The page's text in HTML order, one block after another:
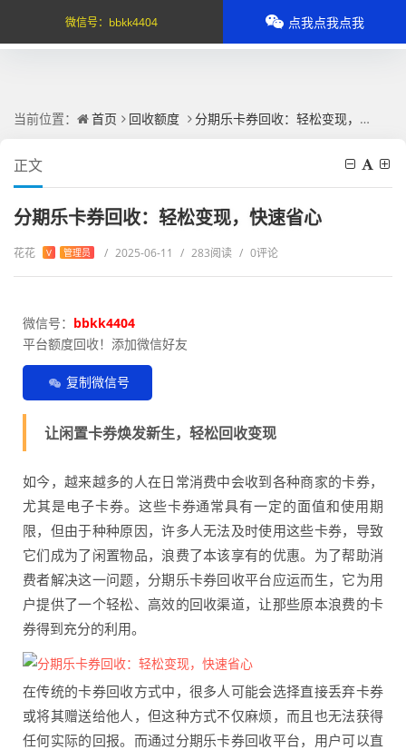
当前位置： 首页 回收额度 分期乐卡券回收：轻松变现，快速省心
正文
分期乐卡券回收：轻松变现，快速省心
花花 V 管理员 / 2025-06-11 / 283阅读 / 0评论
微信号： bbkk4404
平台额度回收！添加微信好友
复制微信号
让闲置卡券焕发新生，轻松回收变现
如今，越来越多的人在日常消费中会收到各种商家的卡券，
尤其是电子卡券。这些卡券通常具有一定的面值和使用期
限，但由于种种原因，许多人无法及时使用这些卡券，导致
它们成为了闲置物品，浪费了本该享有的优惠。为了帮助消
费者解决这一问题，分期乐卡券回收平台应运而生，它为用
户提供了一个轻松、高效的回收渠道，让那些原本浪费的卡
券得到充分的利用。
在传统的卡券回收方式中，很多人可能会选择直接丢弃卡券
或将其赠送给他人，但这种方式不仅麻烦，而且也无法获得
任何实际的回报。而通过分期乐卡券回收平台，用户可以直
微信号： bbkk4404 点我点我点我